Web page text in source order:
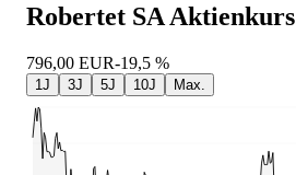
Robertet SA Aktienkurs
796,00 EUR-19,5 %
1J 3J 5J 10J Max.